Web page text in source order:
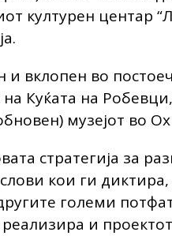
културен центар
и вклопен во
Куќата на
музејот во
стратегија за
кои ги
големи
реализира и